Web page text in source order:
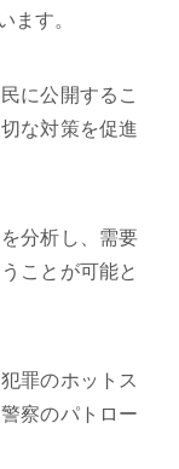
す。
に公開するこ
な対策を促進
分析し、需要
ことが可能と
罪のホットス
察のパトロー